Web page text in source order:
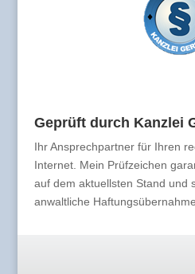
Geprüft durch Kanzlei
Ihr Ansprechpartner für Ihren
Internet. Mein Prüfzeichen
auf dem aktuellsten Stand und
anwaltliche